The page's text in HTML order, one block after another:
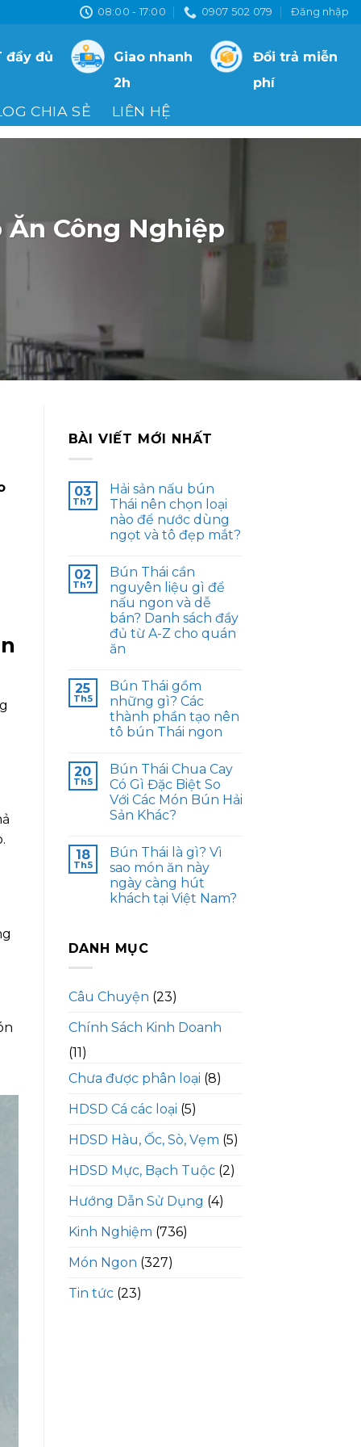
08:00 - 17:00 0907 502 079 Đăng nhập
đầy đủ
Giao nhanh
2h
Đổi trả miễn
phí
CHIA SẺ LIÊN HỆ
Ăn Công Nghiệp
BÀI VIẾT MỚI NHẤT
03
Th7
Hải sản nấu bún
Thái nên chọn loại
nào để nước dùng
ngọt và tô đẹp mắt?
02
Th7
Bún Thái cần
nguyên liệu gì để
nấu ngon và dễ
bán? Danh sách đầy
đủ từ A-Z cho quán
ăn
25
Th5
Bún Thái gồm
những gì? Các
thành phần tạo nên
tô bún Thái ngon
20
Th5
Bún Thái Chua Cay
Có Gì Đặc Biệt So
Với Các Món Bún Hải
Sản Khác?
18
Th5
Bún Thái là gì? Vì
sao món ăn này
ngày càng hút
khách tại Việt Nam?
DANH MỤC
Câu Chuyện (23)
Chính Sách Kinh Doanh
(11)
Chưa được phân loại (8)
HDSD Cá các loại (5)
HDSD Hàu, Ốc, Sò, Vẹm (5)
HDSD Mực, Bạch Tuộc(2)
Hướng Dẫn Sử Dụng (4)
Kinh Nghiệm (736)
Món Ngon (327)
Tin tức(23)